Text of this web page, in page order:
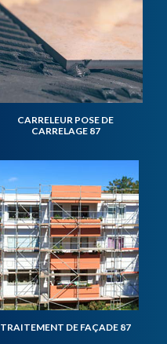
CARRELEUR POSE DE
CARRELAGE 87
TRAITEMENT DE FAÇADE 87